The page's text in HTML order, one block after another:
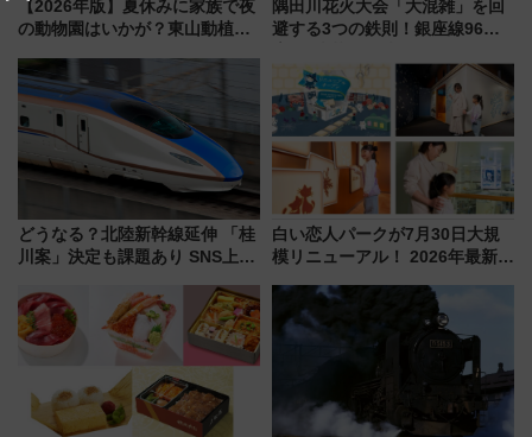
【2026年版】夏休みに家族で夜
の動物園はいかが？東山動植物
ZOO」開催情報
隅田川花火大会「大混雑」を回
避する3つの鉄則！銀座線96本
ツリー駅の規制まとめ 7/25開催
（2026年）
どうなる？北陸新幹線延伸 「桂
川案」決定も課題あり SNS上の
白い恋人パークが7月30日大規
模リニューアル！ 2026年最新の
と料金・アクセスを徹底解説
（札幌市）